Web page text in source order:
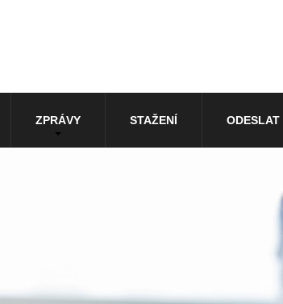
ZPRÁVY STAŽENÍ ODESLAT